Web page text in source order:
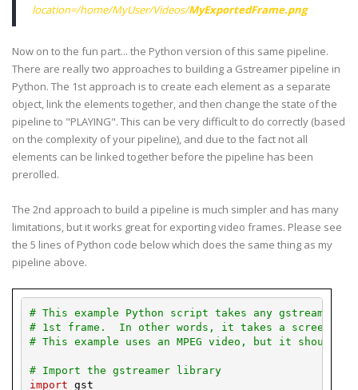
location=/home/MyUser/Videos/MyExportedFrame.png
Now on to the fun part... the Python version of this same pipeline.
There are really two approaches to building a Gstreamer pipeline in
Python. The 1st approach is to create each element as a separate
object, link the elements together, and then change the state of the
pipeline to "PLAYING". This can be very difficult to do correctly (based
on the complexity of your pipeline), and due to the fact not all
elements can be linked together before the pipeline has been
prerolled.
The 2nd approach to build a pipeline is much simpler and has many
limitations, but it works great for exporting video frames. Please see
the 5 lines of Python code below which does the same thing as my
pipeline above.
# This example Python script takes any gstreamer
# 1st frame.  In other words, it takes a screen
# This example uses an MPEG video, but it should
# Import the gstreamer library
import gst